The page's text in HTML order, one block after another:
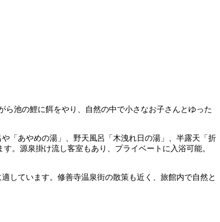
池の鯉に餌をやり、自然の中で小さなお子さんとゆった
「あやめの湯」、野天風呂「木洩れ日の湯」、半露天「折
。源泉掛け流し客室もあり、プライベートに入浴可能。
しています。修善寺温泉街の散策も近く、旅館内で自然と